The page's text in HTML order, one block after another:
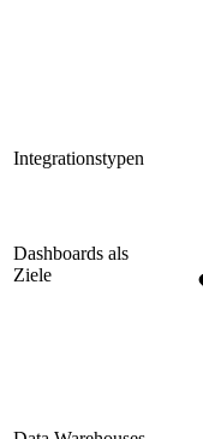
Integrationstypen
Dashboards als
Ziele